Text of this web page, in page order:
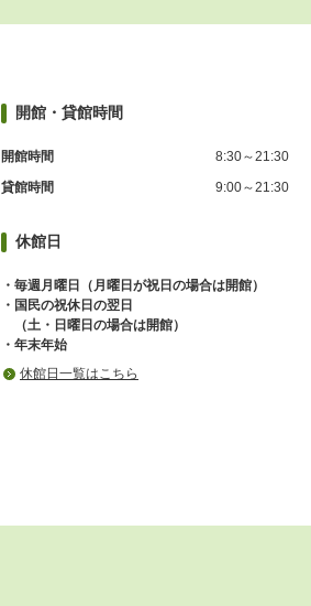
開館・貸館時間
開館時間
8:30～21:30
貸館時間
9:00～21:30
休館日
・毎週月曜日（月曜日が祝日の場合は開館）
・国民の祝休日の翌日
（土・日曜日の場合は開館）
・年末年始
休館日一覧はこちら